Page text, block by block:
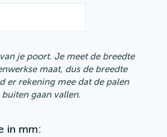
je poort. Je meet de breedte
maat, dus de breedte
er rekening mee dat de palen
gaan vallen.
in mm